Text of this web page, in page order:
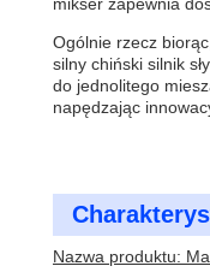
mikser zapewnia
Ogólnie rzecz
silny chiński silnik
do jednolitego
napędzając
Nazwa produktu: